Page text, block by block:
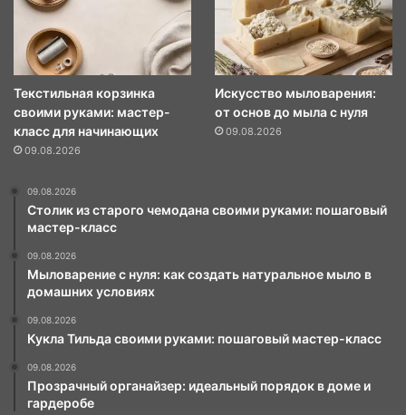
Текстильная корзинка
своими руками: мастер-
класс для начинающих
09.08.2026
Искусство мыловарения:
от основ до мыла с нуля
09.08.2026
09.08.2026
Столик из старого чемодана своими руками: пошаговый
мастер-класс
09.08.2026
Мыловарение с нуля: как создать натуральное мыло в
домашних условиях
09.08.2026
Кукла Тильда своими руками: пошаговый мастер-класс
09.08.2026
Прозрачный органайзер: идеальный порядок в доме и
гардеробе